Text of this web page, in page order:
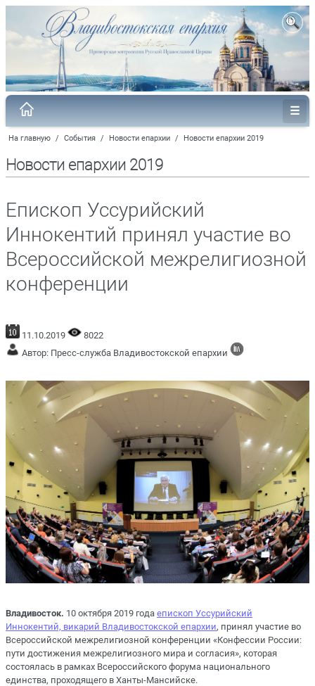
На главную / События / Новости епархии / Новости епархии 2019
Новости епархии 2019
Епископ Уссурийский
Иннокентий принял участие во
Всероссийской межрелигиозной
конференции
11.10.2019
8022
Автор: Пресс-служба Владивостокской епархии
Владивосток. 10 октября 2019 года епископ Уссурийский
Иннокентий, викарий Владивостокской епархии, принял участие во
Всероссийской межрелигиозной конференции «Конфессии России:
пути достижения межрелигиозного мира и согласия», которая
состоялась в рамках Всероссийского форума национального
единства, проходящего в Ханты-Мансийске.